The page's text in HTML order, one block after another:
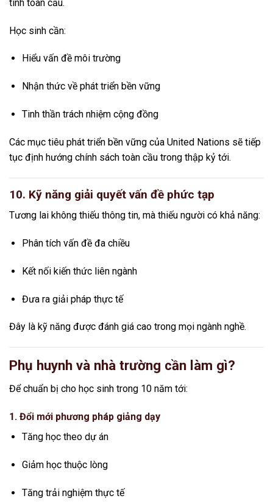
tính toàn cầu.
Học sinh cần:
Hiểu vấn đề môi trường
Nhận thức về phát triển bền vững
Tinh thần trách nhiệm cộng đồng
Các mục tiêu phát triển bền vững của United Nations sẽ tiếp
tục định hướng chính sách toàn cầu trong thập kỷ tới.
10. Kỹ năng giải quyết vấn đề phức tạp
Tương lai không thiếu thông tin, mà thiếu người có khả năng:
Phân tích vấn đề đa chiều
Kết nối kiến thức liên ngành
Đưa ra giải pháp thực tế
Đây là kỹ năng được đánh giá cao trong mọi ngành nghề.
Phụ huynh và nhà trường cần làm gì?
Để chuẩn bị cho học sinh trong 10 năm tới:
1. Đổi mới phương pháp giảng dạy
Tăng học theo dự án
Giảm học thuộc lòng
Tăng trải nghiệm thực tế